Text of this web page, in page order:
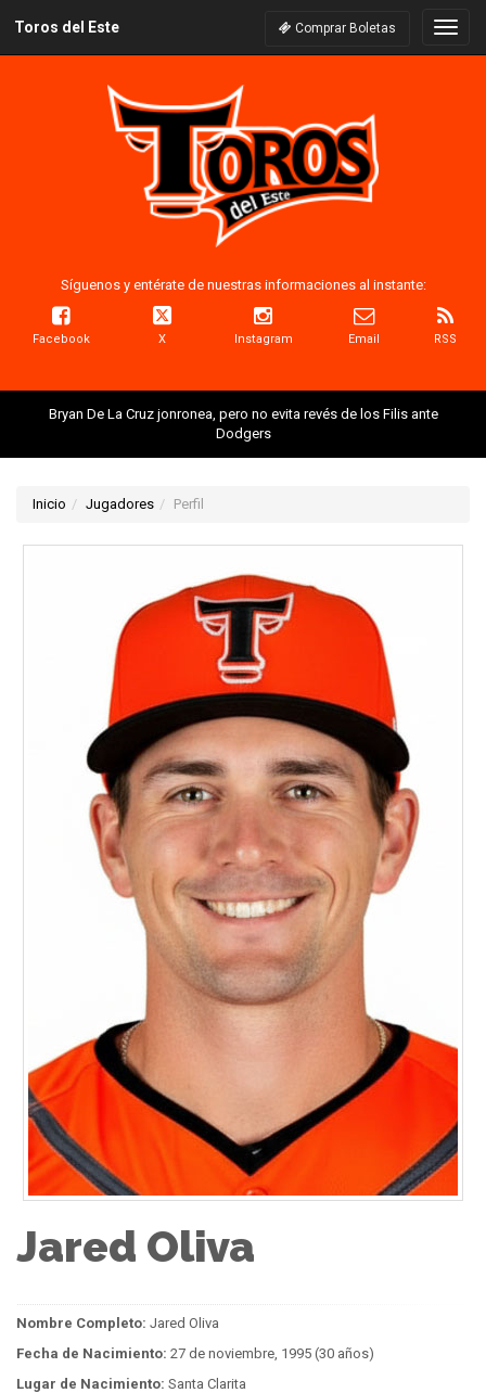
Toros del Este Comprar Boletas
Síguenos y entérate de nuestras informaciones al instante:
Facebook X Instagram Email RSS
Bryan De La Cruz jonronea, pero no evita revés de los Filis ante
Dodgers
Inicio Jugadores Perfil
Jared Oliva
Nombre Completo: Jared Oliva
Fecha de Nacimiento: 27 de noviembre, 1995 (30 años)
Lugar de Nacimiento: Santa Clarita